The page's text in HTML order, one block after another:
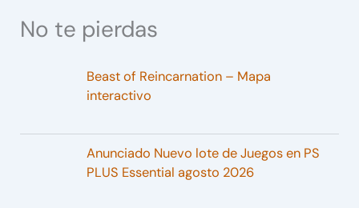
No te pierdas
Beast of Reincarnation – Mapa
interactivo
Anunciado Nuevo lote de Juegos en PS
PLUS Essential agosto 2026